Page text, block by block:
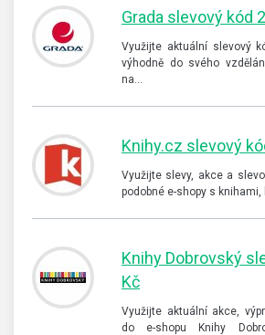
Grada slevový kód
Využijte aktuální slevový
výhodně do svého
na…
Knihy.cz slevový
Využijte slevy, akce a
podobné e-shopy s
Knihy Dobrovský
Kč
Využijte aktuální akce,
do e-shopu Knihy